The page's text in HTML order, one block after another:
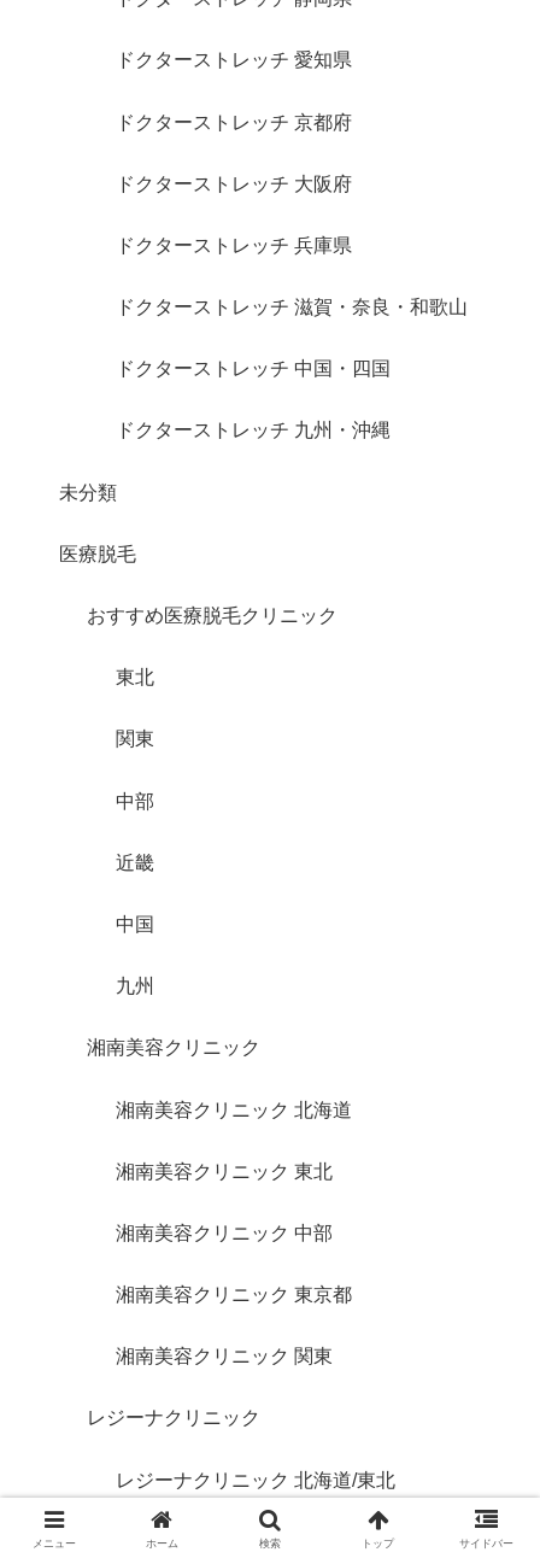
ドクターストレッチ 愛知県
ドクターストレッチ 京都府
ドクターストレッチ 大阪府
ドクターストレッチ 兵庫県
ドクターストレッチ 滋賀・奈良・和歌山
ドクターストレッチ 中国・四国
ドクターストレッチ 九州・沖縄
未分類
医療脱毛
おすすめ医療脱毛クリニック
東北
関東
中部
近畿
中国
九州
湘南美容クリニック
湘南美容クリニック 北海道
湘南美容クリニック 東北
湘南美容クリニック 中部
湘南美容クリニック 東京都
湘南美容クリニック 関東
レジーナクリニック
レジーナクリニック 北海道/東北
レジーナクリニック 東京都
メニュー ホーム 検索 トップ サイドバー